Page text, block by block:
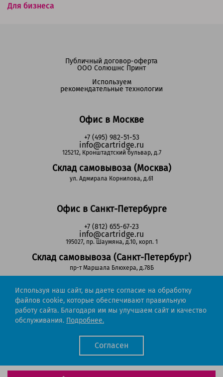
Для бизнеса
Офис в Москве
+7 (495) 982-51-53
info@cartridge.ru
125212, Кронштадтский бульвар, д.7
Склад самовывоза (Москва)
ул. Адмирала Корнилова, д.61
Офис в Санкт-Петербурге
+7 (812) 655-67-23
info@cartridge.ru
195027, пр. Шаумяна, д.10, корп. 1
Склад самовывоза (Санкт-Петербург)
пр-т Маршала Блюхера, д.78Б
Регионы РФ
8-800-302-51-53
(звонок бесплатный)
Публичный договор-оферта
ООО Солюшнс Принт
Используем
рекомендательные технологии
Cartridge.ru 2012-2026. Все права защищены
Используя наш сайт, вы даете согласие на обработку
файлов cookie, которые обеспечивают правильную
работу сайта. Благодаря им мы улучшаем сайт и качество
обслуживания. Подробнее.
Согласен